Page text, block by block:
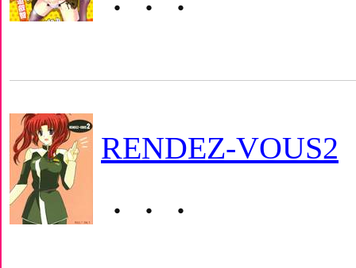
・・・
RENDEZ-VOUS2
・・・